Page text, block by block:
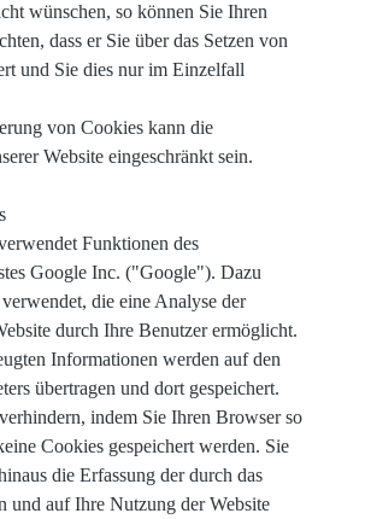
wünschen, so können Sie Ihren
dass er Sie über das Setzen von
und Sie dies nur im Einzelfall
von Cookies kann die
Website eingeschränkt sein.
Funktionen des
Google Inc. ("Google"). Dazu
die eine Analyse der
durch Ihre Benutzer ermöglicht.
Informationen werden auf den
übertragen und dort gespeichert.
indem Sie Ihren Browser so
Cookies gespeichert werden. Sie
die Erfassung der durch das
und auf Ihre Nutzung der Website